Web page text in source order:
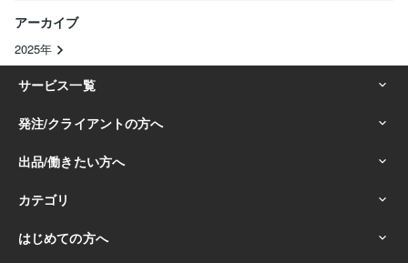
アーカイブ
2025年